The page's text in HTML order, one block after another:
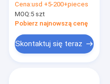
krzemu / Elastyczne
narzędzia do
honowania Do
Cena:usd +5-200+pieces
MOQ:5 szt
Pobierz najnowszą cenę
Skontaktuj się teraz